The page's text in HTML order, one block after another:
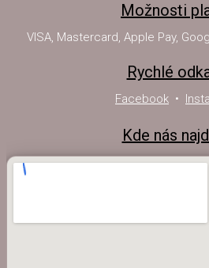
Možnosti
VISA, Mastercard, Apple Pay,
Rychlé
Facebook •
Kde nás